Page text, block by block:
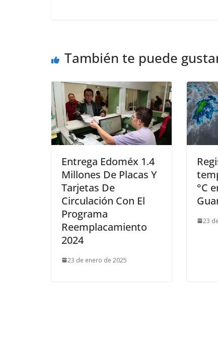
También te puede
Entrega Edoméx 1.4
Millones De Placas Y
Tarjetas De
Circulación Con El
Programa
Reemplacamiento
2024
23 de enero de 2025
°C
23